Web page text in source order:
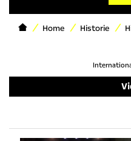
Home Historie